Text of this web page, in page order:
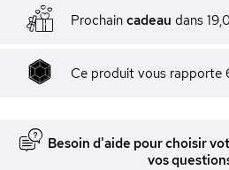
Prochain cadeau dans
Ce produit vous rapporte
Besoin d'aide pour choisir
vos